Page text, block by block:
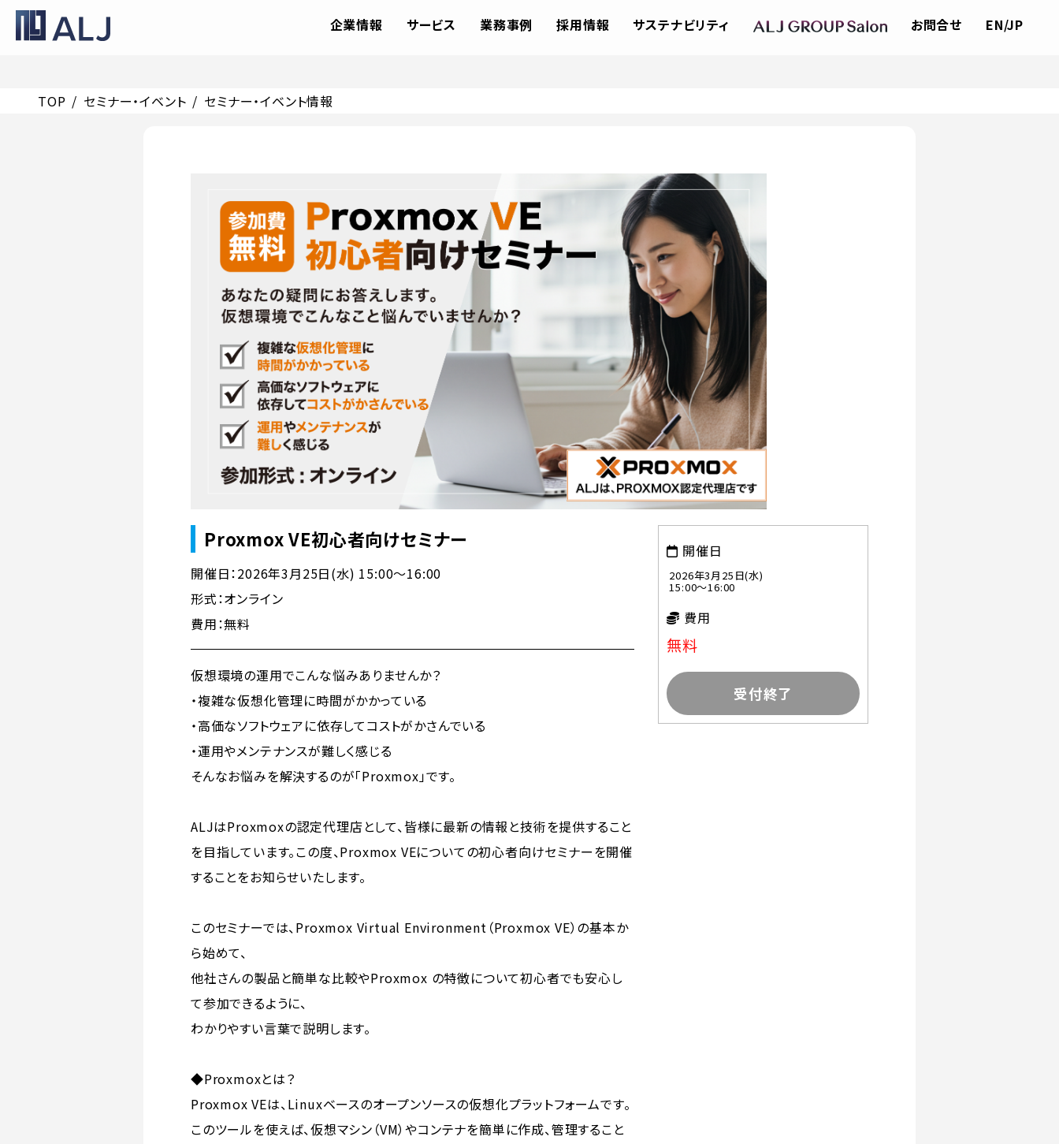
企業情報 サービス 業務事例 採用情報 サステナビリティ お問合せ EN/JP
TOP セミナー・イベント セミナー・イベント情報
Proxmox VE初心者向けセミナー
開催日：2026年3月25日(水) 15:00～16:00
形式：オンライン
費用：無料
仮想環境の運用でこんな悩みありませんか？
・複雑な仮想化管理に時間がかかっている
・高価なソフトウェアに依存してコストがかさんでいる
・運用やメンテナンスが難しく感じる
そんなお悩みを解決するのが「Proxmox」です。
ALJはProxmoxの認定代理店として、皆様に最新の情報と技術を提供すること
を目指しています。この度、Proxmox VEについての初心者向けセミナーを開催
することをお知らせいたします。
このセミナーでは、Proxmox Virtual Environment（Proxmox VE）の基本か
ら始めて、
他社さんの製品と簡単な比較やProxmox の特徴について初心者でも安心し
て参加できるように、
わかりやすい言葉で説明します。
◆Proxmoxとは？
Proxmox VEは、Linuxベースのオープンソースの仮想化プラットフォームです。
このツールを使えば、仮想マシン（VM）やコンテナを簡単に作成、管理すること
開催日
2026年3月25日(水)
15:00～16:00
費用
無料
受付終了